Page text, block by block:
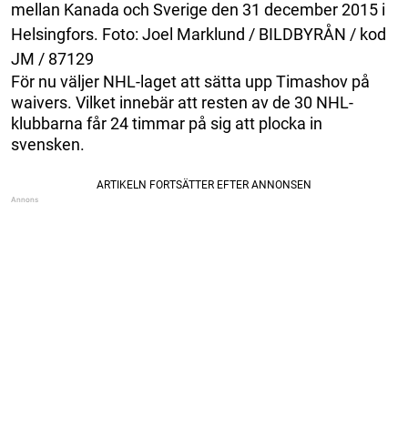
mellan Kanada och Sverige den 31 december 2015 i
Helsingfors. Foto: Joel Marklund / BILDBYRÅN / kod
JM / 87129
För nu väljer NHL-laget att sätta upp Timashov på
waivers. Vilket innebär att resten av de 30 NHL-
klubbarna får 24 timmar på sig att plocka in
svensken.